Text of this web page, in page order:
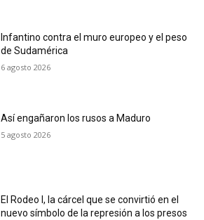
Infantino contra el muro europeo y el peso
de Sudamérica
6 agosto 2026
Así engañaron los rusos a Maduro
5 agosto 2026
El Rodeo I, la cárcel que se convirtió en el
nuevo símbolo de la represión a los presos